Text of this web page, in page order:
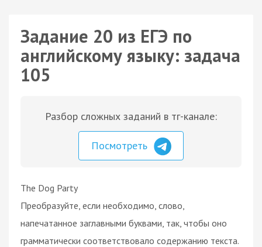
Задание 20 из ЕГЭ по
английскому языку: задача
105
Разбор сложных заданий в тг-канале:
Посмотреть
The Dog Party
Преобразуйте, если необходимо, слово,
напечатанное заглавными буквами, так, чтобы оно
грамматически соответствовало содержанию текста.